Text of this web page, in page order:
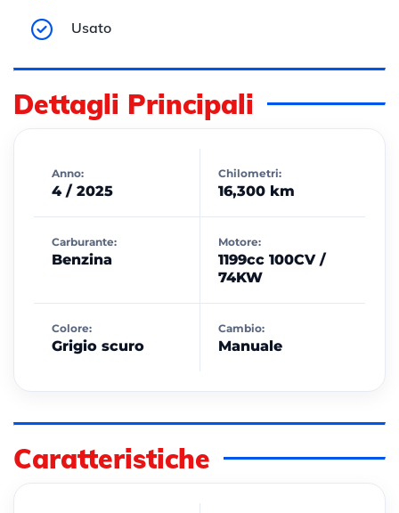
Usato
Dettagli Principali
Anno:
4 / 2025
Chilometri:
16,300 km
Carburante:
Benzina
Motore:
1199cc 100CV /
74KW
Colore:
Grigio scuro
Cambio:
Manuale
Caratteristiche